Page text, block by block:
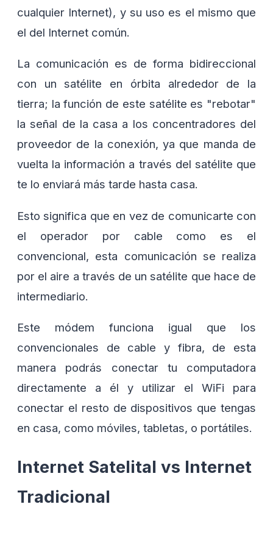
cualquier Internet), y su uso es el mismo que
el del Internet común.
La comunicación es de forma bidireccional
con un satélite en órbita alrededor de la
tierra; la función de este satélite es "rebotar"
la señal de la casa a los concentradores del
proveedor de la conexión, ya que manda de
vuelta la información a través del satélite que
te lo enviará más tarde hasta casa.
Esto significa que en vez de comunicarte con
el operador por cable como es el
convencional, esta comunicación se realiza
por el aire a través de un satélite que hace de
intermediario.
Este módem funciona igual que los
convencionales de cable y fibra, de esta
manera podrás conectar tu computadora
directamente a él y utilizar el WiFi para
conectar el resto de dispositivos que tengas
en casa, como móviles, tabletas, o portátiles.
Internet Satelital vs Internet
Tradicional